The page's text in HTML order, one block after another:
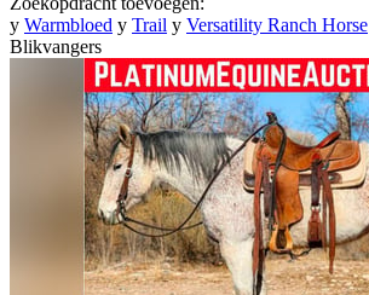
y Warmbloed y Trail y Versatility Ranch Horse
Blikvangers